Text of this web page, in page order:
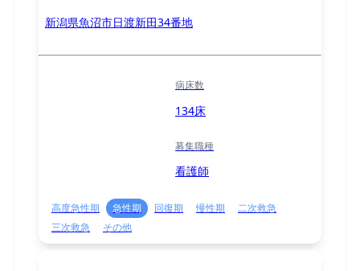
新潟県魚沼市日渡新田34番地
病床数
134床
募集職種
看護師
高度急性期 急性期 回復期 慢性期
二次救急
三次救急
その他